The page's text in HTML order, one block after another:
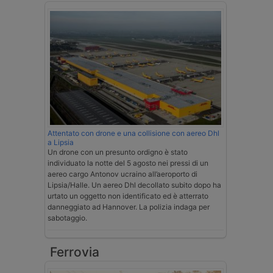
Attentato con drone e una collisione con aereo Dhl
a Lipsia
Un drone con un presunto ordigno è stato
individuato la notte del 5 agosto nei pressi di un
aereo cargo Antonov ucraino all’aeroporto di
Lipsia/Halle. Un aereo Dhl decollato subito dopo ha
urtato un oggetto non identificato ed è atterrato
danneggiato ad Hannover. La polizia indaga per
sabotaggio.
Ferrovia